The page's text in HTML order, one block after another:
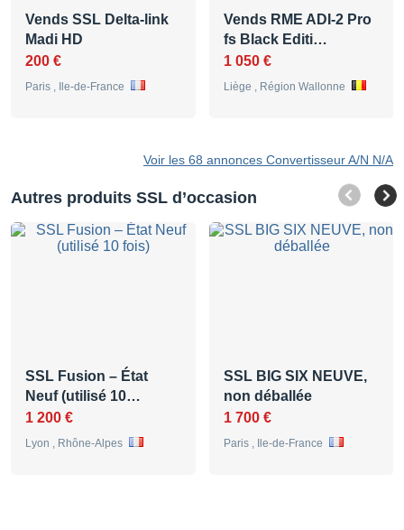
Vends SSL Delta-link
Madi HD
200 €
Paris , Ile-de-France
Vends RME ADI-2 Pro
fs Black Editi…
1 050 €
Liège , Région Wallonne
Voir les 68 annonces Convertisseur A/N N/A
Autres produits SSL d’occasion
SSL Fusion – État
Neuf (utilisé 10…
1 200 €
Lyon , Rhône-Alpes
SSL BIG SIX NEUVE,
non déballée
1 700 €
Paris , Ile-de-France